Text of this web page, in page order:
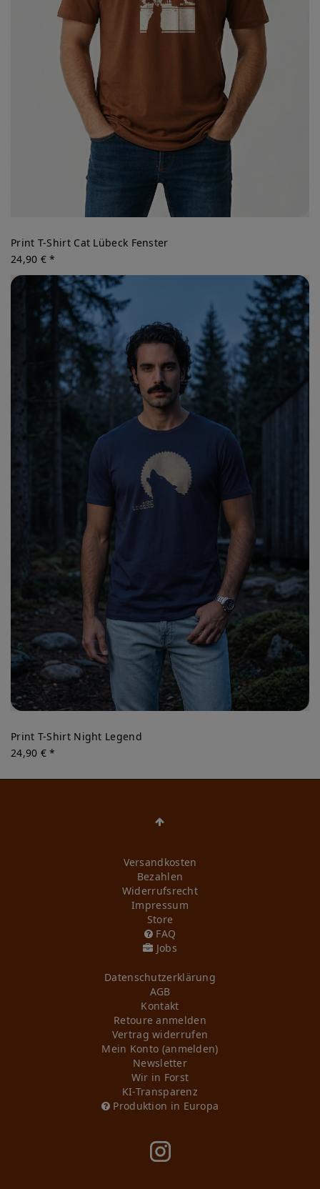
Print T-Shirt Cat Lübeck Fenster
24,90 € *
Print T-Shirt Night Legend
24,90 € *
Versandkosten
Bezahlen
Widerrufs­recht
Impressum
Store
FAQ
Jobs
Daten­schutz­erklärung
AGB
Kontakt
Retoure anmelden
Vertrag widerrufen
Mein Konto (anmelden)
Newsletter
Wir in Forst
KI-Transparenz
Produktion in Europa